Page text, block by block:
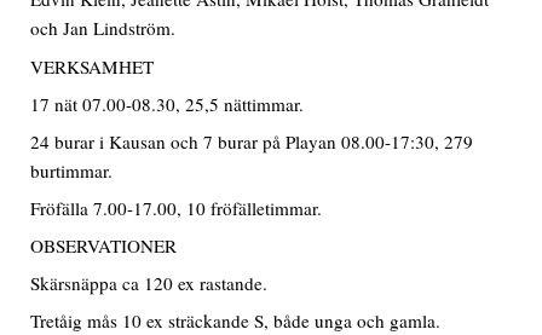
och Jan Lindström.
VERKSAMHET
17 nät 07.00-08.30, 25,5 nättimmar.
24 burar i Kausan och 7 burar på Playan 08.00-17:30, 279
burtimmar.
Fröfälla 7.00-17.00, 10 fröfälletimmar.
OBSERVATIONER
Skärsnäppa ca 120 ex rastande.
Tretåig mås 10 ex sträckande S, både unga och gamla.